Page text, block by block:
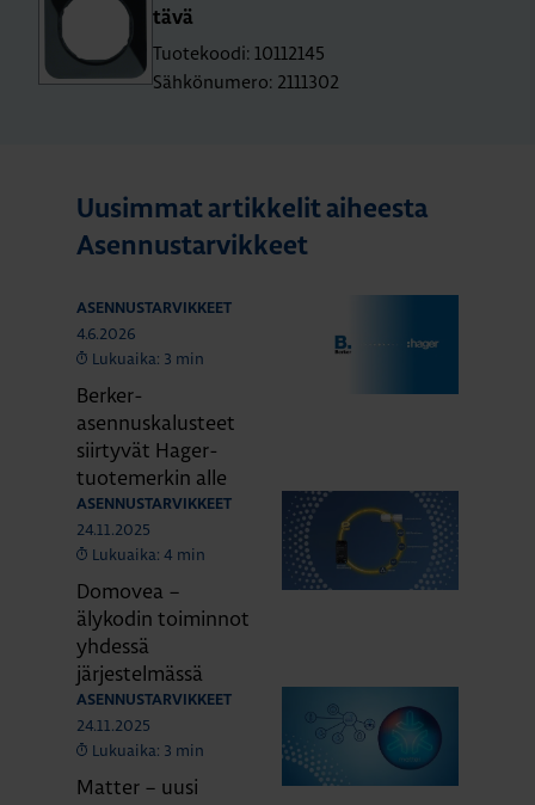
tä­vä
Tuotekoodi: 10112145
Sähkönumero: 2111302
Uusimmat artikkelit aiheesta
Asennustarvikkeet
ASENNUSTARVIKKEET
4.6.2026
Lukuaika: 3 min
Berker-
asennuskalusteet
siirtyvät Hager-
tuotemerkin alle
ASENNUSTARVIKKEET
24.11.2025
Lukuaika: 4 min
Domovea –
älykodin toiminnot
yhdessä
järjestelmässä
ASENNUSTARVIKKEET
24.11.2025
Lukuaika: 3 min
Matter – uusi